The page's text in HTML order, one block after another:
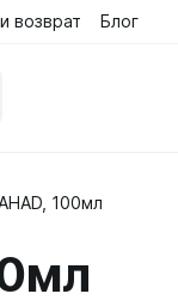
возврат Блог
эксклюзивные
мусульманские
100мл